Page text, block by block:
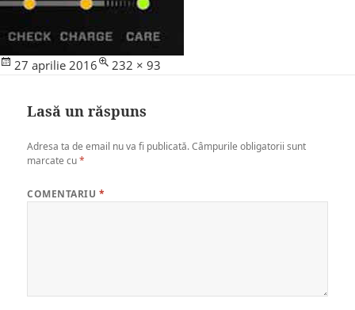
Posted
27 aprilie 2016
Full
232 × 93
Lasă un răspuns
Adresa ta de email nu va fi publicată. Câmpurile obligatorii sunt
marcate cu*
COMENTARIU *